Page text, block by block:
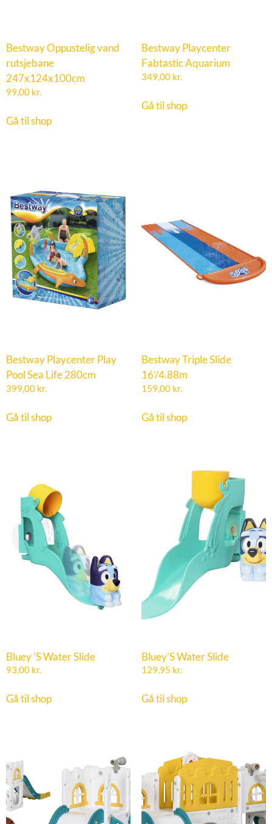
Bestway Oppustelig vand
rutsjebane
247x124x100cm
99,00 kr.
Gå til shop
Bestway Playcenter
Fabtastic Aquarium
349,00 kr.
Gå til shop
Bestway Playcenter Play
Pool Sea Life 280cm
399,00 kr.
Gå til shop
Bestway Triple Slide
16’/4.88m
159,00 kr.
Gå til shop
Bluey ‘S Water Slide
93,00 kr.
Gå til shop
Bluey’S Water Slide
129,95 kr.
Gå til shop